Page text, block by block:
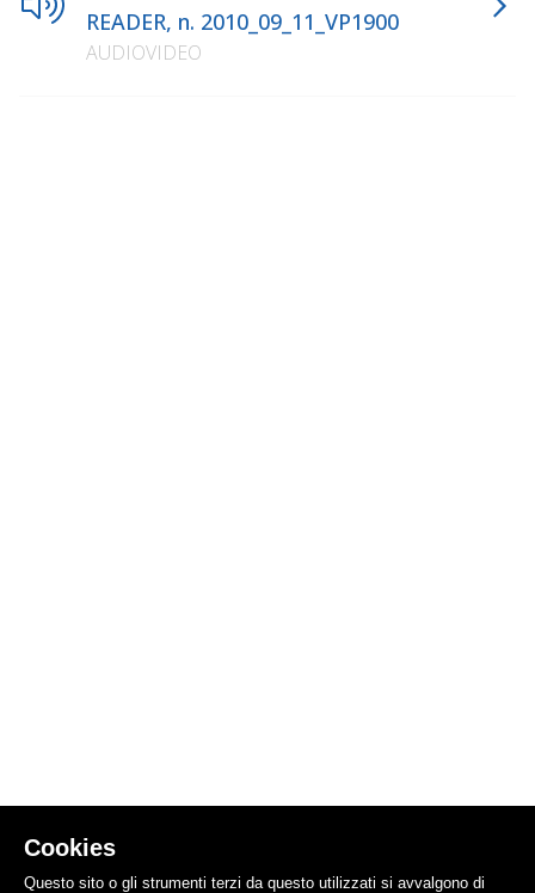
READER, n. 2010_09_11_VP1900
AUDIOVIDEO
Cookies
Questo sito o gli strumenti terzi da questo utilizzati si avvalgono di